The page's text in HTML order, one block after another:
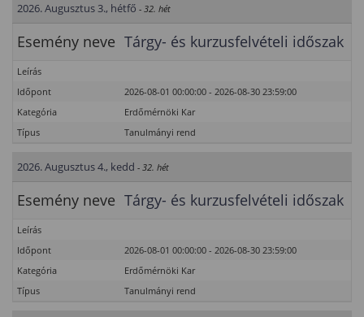
2026. Augusztus 3., hétfő - 32. hét
Esemény neve Tárgy- és kurzusfelvételi időszak
Leírás
Időpont
2026-08-01 00:00:00 - 2026-08-30 23:59:00
Kategória
Erdőmérnöki Kar
Típus
Tanulmányi rend
2026. Augusztus 4., kedd - 32. hét
Esemény neve Tárgy- és kurzusfelvételi időszak
Leírás
Időpont
2026-08-01 00:00:00 - 2026-08-30 23:59:00
Kategória
Erdőmérnöki Kar
Típus
Tanulmányi rend